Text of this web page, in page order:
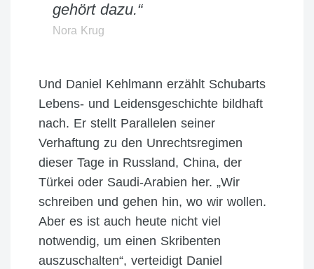
gehört dazu.“
Nora Krug
Und Daniel Kehlmann erzählt Schubarts
Lebens- und Leidensgeschichte bildhaft
nach. Er stellt Parallelen seiner
Verhaftung zu den Unrechtsregimen
dieser Tage in Russland, China, der
Türkei oder Saudi-Arabien her. „Wir
schreiben und gehen hin, wo wir wollen.
Aber es ist auch heute nicht viel
notwendig, um einen Skribenten
auszuschalten“, verteidigt Daniel